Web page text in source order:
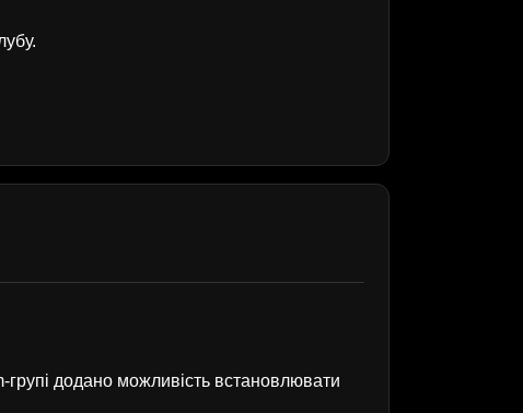
додано можливість встановлювати